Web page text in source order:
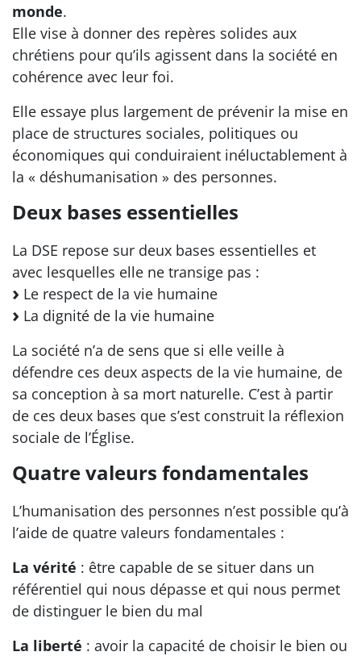
monde.
Elle vise à donner des repères solides aux
chrétiens pour qu’ils agissent dans la société en
cohérence avec leur foi.
Elle essaye plus largement de prévenir la mise en
place de structures sociales, politiques ou
économiques qui conduiraient inéluctablement à
la « déshumanisation » des personnes.
Deux bases essentielles
La DSE repose sur deux bases essentielles et
avec lesquelles elle ne transige pas :
Le respect de la vie humaine
La dignité de la vie humaine
La société n’a de sens que si elle veille à
défendre ces deux aspects de la vie humaine, de
sa conception à sa mort naturelle. C’est à partir
de ces deux bases que s’est construit la réflexion
sociale de l’Église.
Quatre valeurs fondamentales
L’humanisation des personnes n’est possible qu’à
l’aide de quatre valeurs fondamentales :
La vérité : être capable de se situer dans un
référentiel qui nous dépasse et qui nous permet
de distinguer le bien du mal
La liberté : avoir la capacité de choisir le bien ou